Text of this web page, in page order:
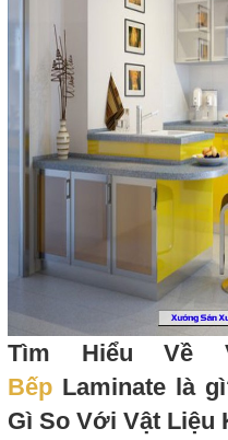
Tìm Hiểu Về
Bếp Laminate là
Gì So Với Vật Liệu